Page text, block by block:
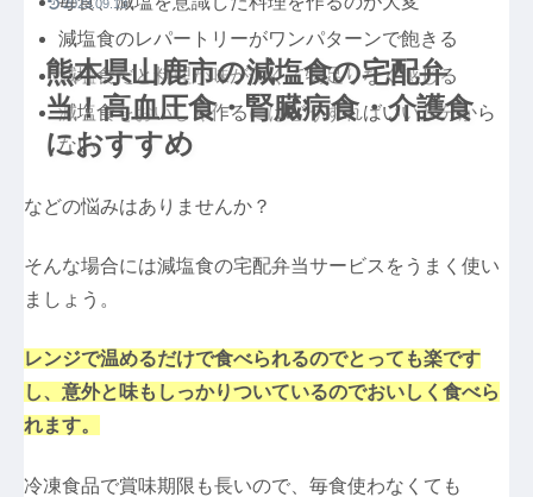
熊本県山鹿市の減塩食の宅配弁
当！高血圧食・腎臓病食・介護食
におすすめ
2023.09.13
減塩食のレパートリーがワンパターンで飽きる
減塩食だと料理が味が薄くて物足りなく感じる
減塩食をおいしく作るにはどうすればいいか分から
ない
などの悩みはありませんか？
そんな場合には減塩食の宅配弁当サービスをうまく使い
ましょう。
レンジで温めるだけで食べられるのでとっても楽です
し、意外と味もしっかりついているのでおいしく食べら
れます。
冷凍食品で賞味期限も長いので、毎食使わなくても